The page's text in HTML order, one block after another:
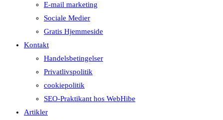
E-mail marketing
Sociale Medier
Gratis Hjemmeside
Kontakt
Handelsbetingelser
Privatlivspolitik
cookiepolitik
SEO-Praktikant hos WebHibe
Artikler